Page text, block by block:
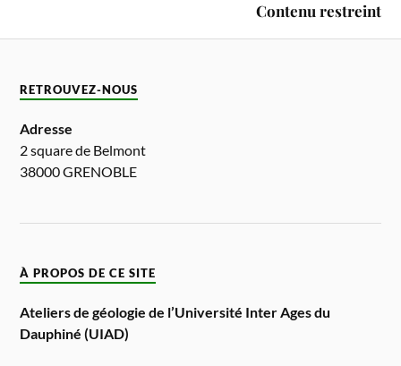
Contenu restreint
RETROUVEZ-NOUS
Adresse
2 square de Belmont
38000 GRENOBLE
À PROPOS DE CE SITE
Ateliers de géologie de l’Université Inter Ages du
Dauphiné (UIAD)